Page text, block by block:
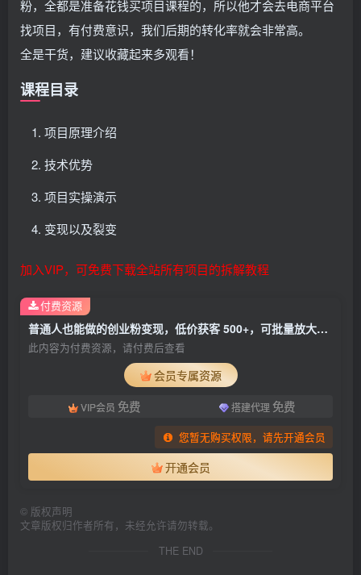
粉，全都是准备花钱买项目课程的，所以他才会去电商平台
找项目，有付费意识，我们后期的转化率就会非常高。
全是干货，建议收藏起来多观看！
课程目录
项目原理介绍
技术优势
项目实操演示
变现以及裂变
加入VIP，可免费下载全站所有项目的拆解教程
普通人也能做的创业粉变现，低价获客 500+，可批量放大，日入 3000+
此内容为付费资源，请付费后查看
会员专属资源
VIP会员 免费 搭建代理 免费
您暂无购买权限，请先开通会员
开通会员
付费资源
© 版权声明
文章版权归作者所有，未经允许请勿转载。
THE END